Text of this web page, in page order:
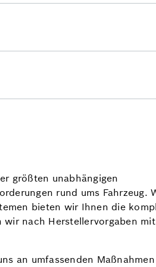
größten unabhängigen
rund ums Fahrzeug.
bieten wir Ihnen die
nach Herstellervorgaben
an umfassenden